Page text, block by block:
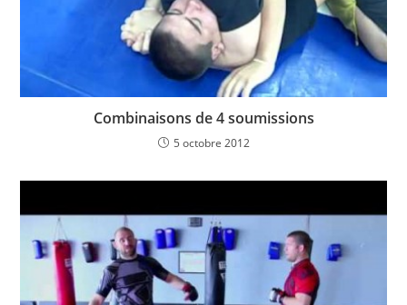
Combinaisons de 4 soumissions
5 octobre 2012